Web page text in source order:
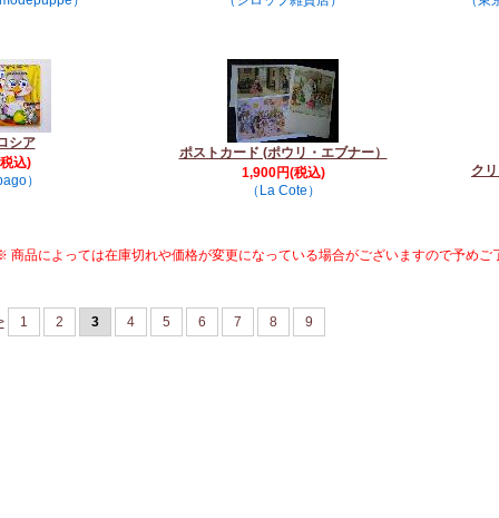
シア
込)
）
ポストカード (ポウリ・エブナー）
1,900円(税込)
（La Cote）
ク
商品によっては在庫切れや価格が変更になっている場合がございますので予めご
1 2 3 4 5 6 7 8 9